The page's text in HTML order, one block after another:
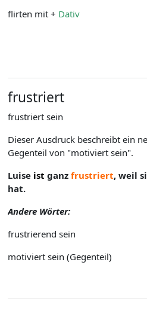
flirten mit + Dativ
frustriert
frustriert sein
Dieser Ausdruck beschreibt ein
Gegenteil von "motiviert sein".
Luise ist ganz frustriert, weil
hat.
Andere Wörter:
frustrierend sein
motiviert sein (Gegenteil)